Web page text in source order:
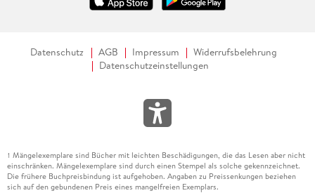
Datenschutz AGB Impressum
Widerrufsbelehrung
Datenschutzeinstellungen
1 Mängelexemplare sind Bücher mit leichten Beschädigungen, die das Lesen aber nicht
einschränken. Mängelexemplare sind durch einen Stempel als solche gekennzeichnet.
Die frühere Buchpreisbindung ist aufgehoben. Angaben zu Preissenkungen beziehen
sich auf den gebundenen Preis eines mangelfreien Exemplars.